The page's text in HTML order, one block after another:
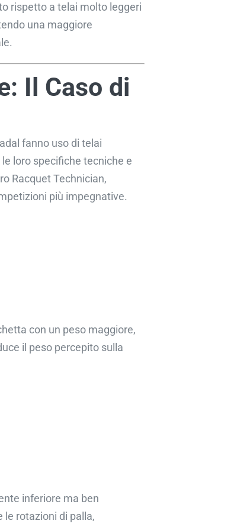
rispetto a telai molto leggeri
una maggiore
Il Caso di
fanno uso di telai
loro specifiche tecniche e
Racquet Technician,
più impegnative.
con un peso maggiore,
il peso percepito sulla
inferiore ma ben
le rotazioni di palla,